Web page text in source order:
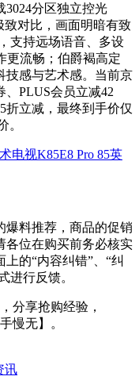
3024分区独立控光
对比，画面明暗有致
支持远场语音、多设
更流畅；伯爵褐高定
技感与艺术感。当前京
、PLUS会员立减42
折立减，最终到手价仅
。
电视K85E8 Pro 85英
爆料推荐，商品的促销
各位在购买前务必核实
的“内容纠错”、“纠
进行反馈。
分享抢购经验，
慢无】。
讯